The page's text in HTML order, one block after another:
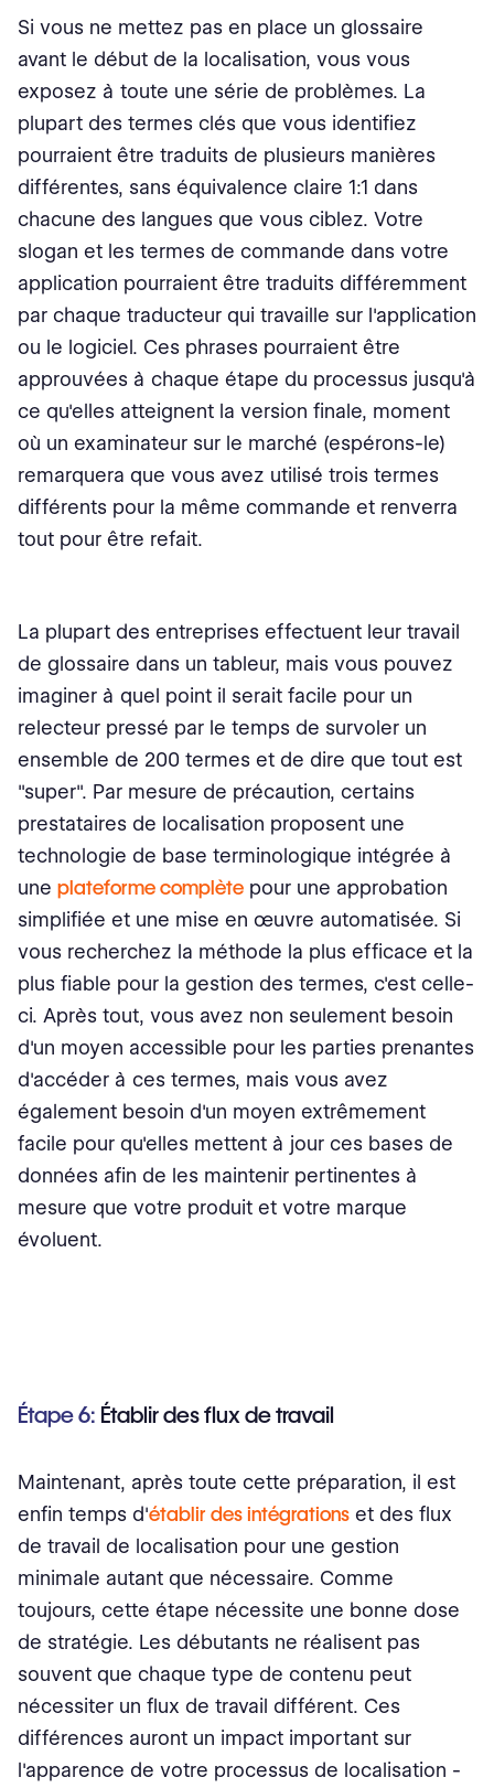
Si vous ne mettez pas en place un glossaire
avant le début de la localisation, vous vous
exposez à toute une série de problèmes. La
plupart des termes clés que vous identifiez
pourraient être traduits de plusieurs manières
différentes, sans équivalence claire 1:1 dans
chacune des langues que vous ciblez. Votre
slogan et les termes de commande dans votre
application pourraient être traduits différemment
par chaque traducteur qui travaille sur l'application
ou le logiciel. Ces phrases pourraient être
approuvées à chaque étape du processus jusqu'à
ce qu'elles atteignent la version finale, moment
où un examinateur sur le marché (espérons-le)
remarquera que vous avez utilisé trois termes
différents pour la même commande et renverra
tout pour être refait.
La plupart des entreprises effectuent leur travail
de glossaire dans un tableur, mais vous pouvez
imaginer à quel point il serait facile pour un
relecteur pressé par le temps de survoler un
ensemble de 200 termes et de dire que tout est
"super". Par mesure de précaution, certains
prestataires de localisation proposent une
technologie de base terminologique intégrée à
une plateforme complète pour une approbation
simplifiée et une mise en œuvre automatisée. Si
vous recherchez la méthode la plus efficace et la
plus fiable pour la gestion des termes, c'est celle-
ci. Après tout, vous avez non seulement besoin
d'un moyen accessible pour les parties prenantes
d'accéder à ces termes, mais vous avez
également besoin d'un moyen extrêmement
facile pour qu'elles mettent à jour ces bases de
données afin de les maintenir pertinentes à
mesure que votre produit et votre marque
évoluent.
Étape 6: Établir des flux de travail
Maintenant, après toute cette préparation, il est
enfin temps d'établir des intégrations et des flux
de travail de localisation pour une gestion
minimale autant que nécessaire. Comme
toujours, cette étape nécessite une bonne dose
de stratégie. Les débutants ne réalisent pas
souvent que chaque type de contenu peut
nécessiter un flux de travail différent. Ces
différences auront un impact important sur
l'apparence de votre processus de localisation -